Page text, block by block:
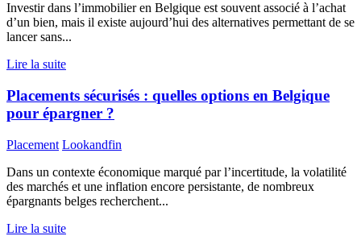
Investir dans l’immobilier en Belgique est souvent associé à l’achat
d’un bien, mais il existe aujourd’hui des alternatives permettant de se
lancer sans...
Lire la suite
Placements sécurisés : quelles options en Belgique
pour épargner ?
Placement Lookandfin
Dans un contexte économique marqué par l’incertitude, la volatilité
des marchés et une inflation encore persistante, de nombreux
épargnants belges recherchent...
Lire la suite